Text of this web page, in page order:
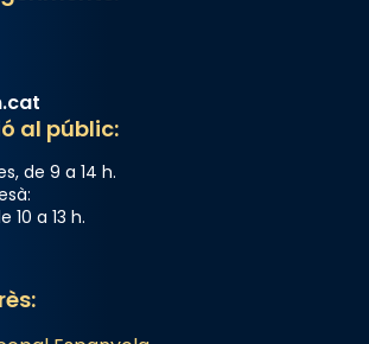
Share
de Barcelona
santes Juliana i
la història de sant Cugat, a
Mitjana sorgeix la tradició
al públic:
de 9 a 14 h.
10 a 13 h.